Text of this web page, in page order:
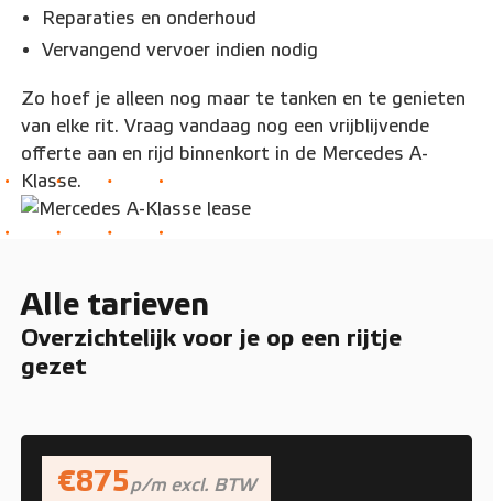
Reparaties en onderhoud
Vervangend vervoer indien nodig
Zo hoef je alleen nog maar te tanken en te genieten
van elke rit. Vraag vandaag nog een vrijblijvende
offerte aan en rijd binnenkort in de Mercedes A-
Klasse.
Alle tarieven
Overzichtelijk voor je op een rijtje
gezet
€875p/m excl. BTW